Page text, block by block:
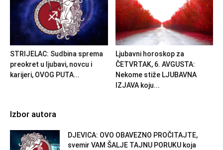
STRIJELAC: Sudbina sprema
preokret u ljubavi, novcu i
karijeri, OVOG PUTA...
Ljubavni horoskop za
ČETVRTAK, 6. AVGUSTA:
Nekome stiže LJUBAVNA
IZJAVA koju...
Izbor autora
DJEVICA: OVO OBAVEZNO PROČITAJTE,
svemir VAM ŠALJE TAJNU PORUKU koja